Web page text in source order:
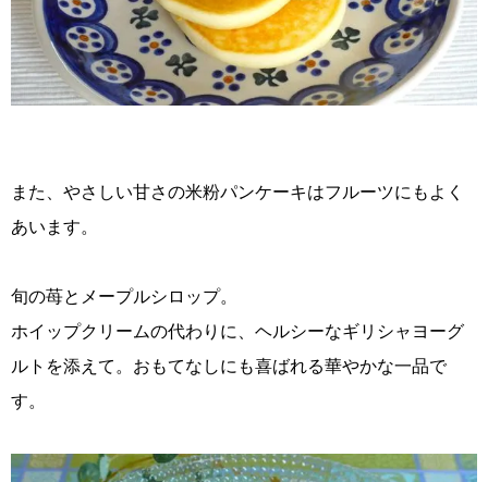
また、やさしい甘さの米粉パンケーキはフルーツにもよく
あいます。
旬の苺とメープルシロップ。
ホイップクリームの代わりに、ヘルシーなギリシャヨーグ
ルトを添えて。おもてなしにも喜ばれる華やかな一品で
す。